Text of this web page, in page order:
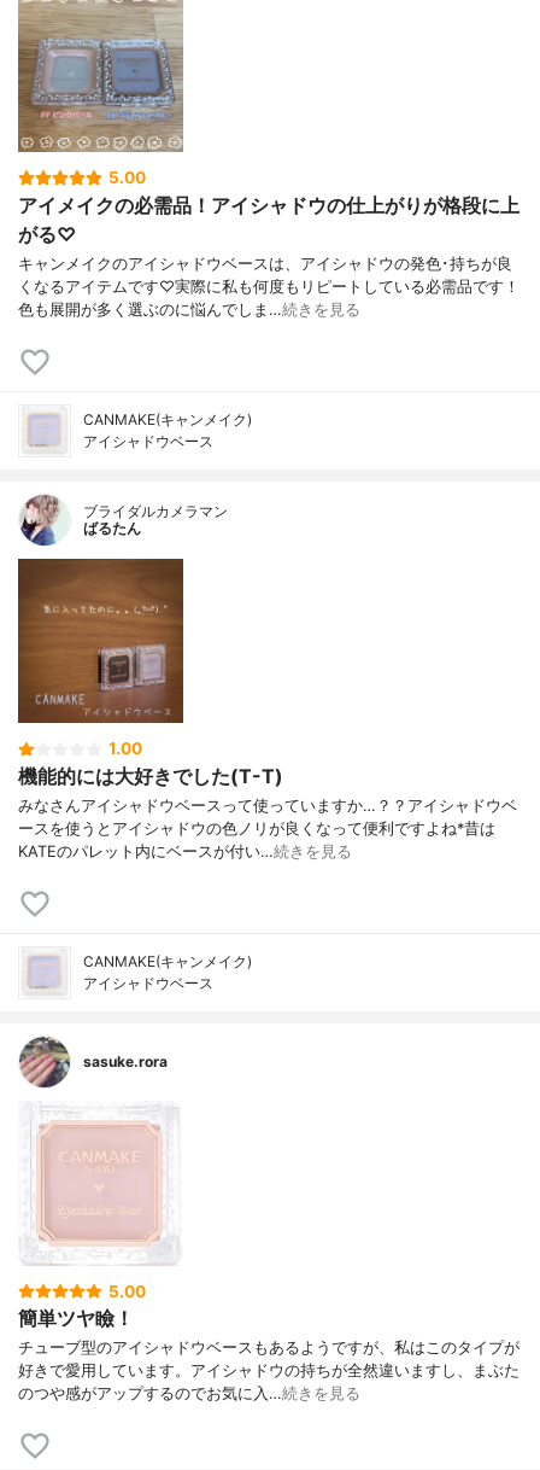
5.00
アイメイクの必需品！アイシャドウの仕上がりが格段に上
がる♡
キャンメイクのアイシャドウベースは、アイシャドウの発色･持ちが良
くなるアイテムです♡実際に私も何度もリピートしている必需品です！
色も展開が多く選ぶのに悩んでしま…続きを見る
CANMAKE(キャンメイク)
アイシャドウベース
ブライダルカメラマン
ばるたん
1.00
機能的には大好きでした(T-T)
みなさんアイシャドウベースって使っていますか…？？アイシャドウベ
ースを使うとアイシャドウの色ノリが良くなって便利ですよね*昔は
KATEのパレット内にベースが付い…続きを見る
CANMAKE(キャンメイク)
アイシャドウベース
sasuke.rora
5.00
簡単ツヤ瞼！
チューブ型のアイシャドウベースもあるようですが、私はこのタイプが
好きで愛用しています。アイシャドウの持ちが全然違いますし、まぶた
のつや感がアップするのでお気に入…続きを見る